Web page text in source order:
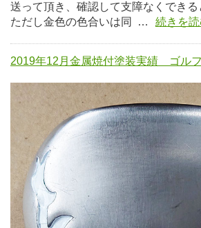
送って頂き、確認して支障なくできる
ただし金色の色合いは同 …
続きを
2019年12月金属焼付塗装実績 ゴル